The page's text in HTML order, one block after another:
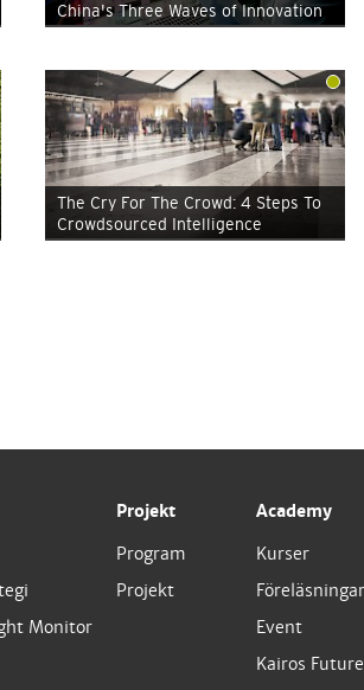
China's Three Waves of Innovation
The Cry For The Crowd: 4 Steps To
Crowdsourced Intelligence
Monitor
Projekt
Program
Projekt
Academy
Kurser
Föreläsningar
Event
Kairos